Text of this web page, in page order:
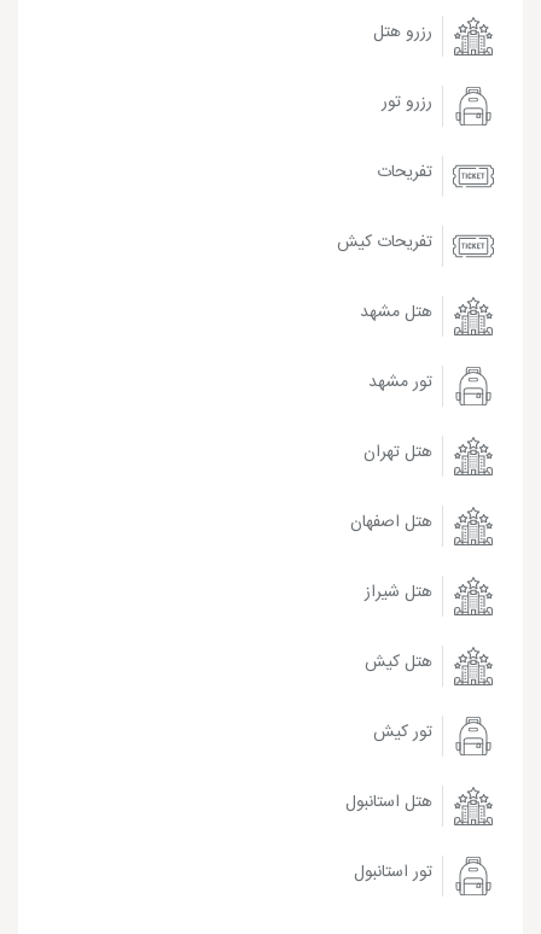
رزرو هتل
رزرو تور
تفریحات
تفریحات کیش
هتل مشهد
تور مشهد
هتل تهران
هتل اصفهان
هتل شیراز
هتل کیش
تور کیش
هتل استانبول
تور استانبول